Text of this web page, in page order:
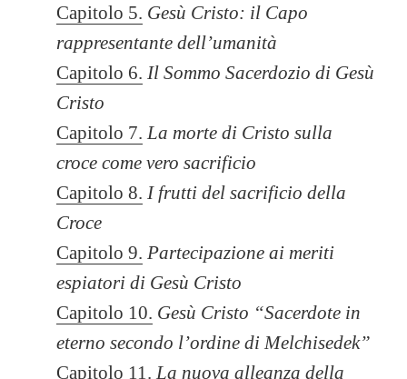
Capitolo 5. Gesù Cristo: il Capo
rappresentante dell’umanità
Capitolo 6. Il Sommo Sacerdozio di Gesù
Cristo
Capitolo 7. La morte di Cristo sulla
croce come vero sacrificio
Capitolo 8. I frutti del sacrificio della
Croce
Capitolo 9. Partecipazione ai meriti
espiatori di Gesù Cristo
Capitolo 10. Gesù Cristo “Sacerdote in
eterno secondo l’ordine di Melchisedek”
Capitolo 11. La nuova alleanza della